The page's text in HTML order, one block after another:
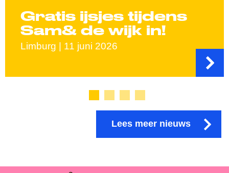
Gratis ijsjes tijdens
Sam& de wijk in!
Limburg | 11 juni 2026
Lees meer nieuws